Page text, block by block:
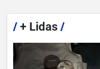
/+ Lidas /